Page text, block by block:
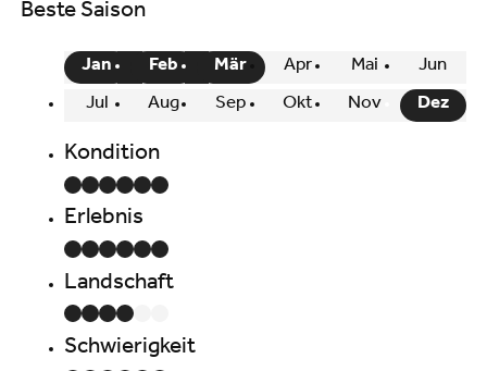
Beste Saison
Jan Feb Mär Apr Mai Jun
Jul Aug Sep Okt Nov Dez
Kondition
Erlebnis
Landschaft
Schwierigkeit